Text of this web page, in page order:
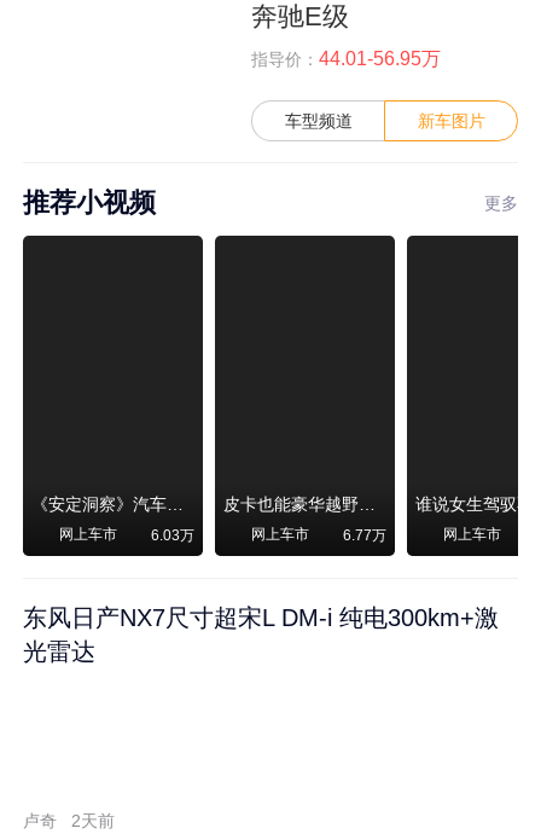
奔驰E级
指导价： 44.01-56.95万
车型频道 新车图片
推荐小视频 更多
《安定洞察》汽车烧不烧油，和石油安全无关！
网上车市 6.03万
皮卡也能豪华越野！纵横F700上市，限时卖29.99万起
网上车市 6.77万 网上车市
东风日产NX7尺寸超宋L DM-i 纯电300km+激
光雷达
卢奇 2天前